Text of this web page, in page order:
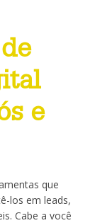
e
que
los em leads,
Cabe a você